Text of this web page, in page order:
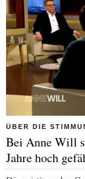
ÜBER DIE
Bei Anne Will
Jahre hoch